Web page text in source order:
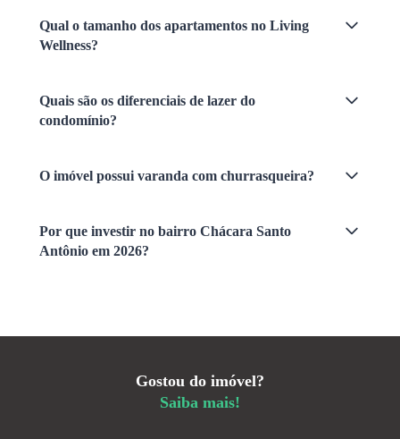
Qual o tamanho dos apartamentos no Living
Wellness?
Quais são os diferenciais de lazer do
condomínio?
O imóvel possui varanda com churrasqueira?
Por que investir no bairro Chácara Santo
Antônio em 2026?
Gostou do imóvel?
Saiba mais!